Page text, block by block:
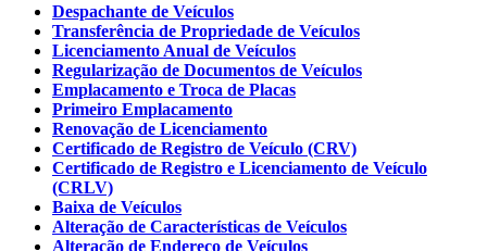
Despachante de Veículos
Transferência de Propriedade de Veículos
Licenciamento Anual de Veículos
Regularização de Documentos de Veículos
Emplacamento e Troca de Placas
Primeiro Emplacamento
Renovação de Licenciamento
Certificado de Registro de Veículo (CRV)
Certificado de Registro e Licenciamento de Veículo
(CRLV)
Baixa de Veículos
Alteração de Características de Veículos
Alteração de Endereço de Veículos